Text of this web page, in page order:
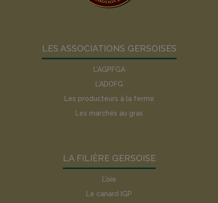
LES ASSOCIATIONS GERSOISES
L’AGPFGA
L’ADOFG
Les producteurs à la ferme
Les marchés au gras
LA FILIÈRE GERSOISE
L’oie
Le canard IGP